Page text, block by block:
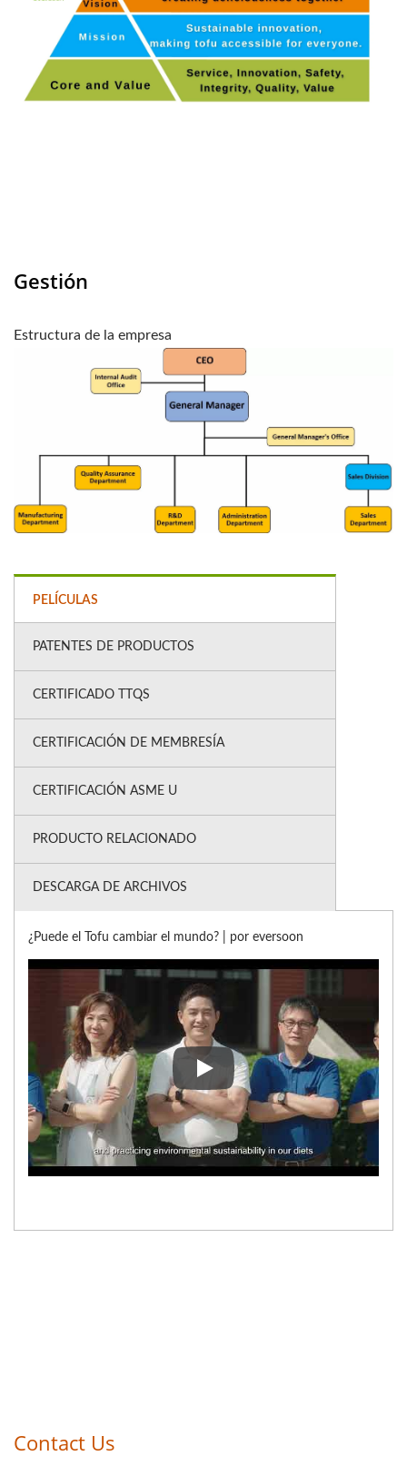
Gestión
Estructura de la empresa
PELÍCULAS
PATENTES DE PRODUCTOS
CERTIFICADO TTQS
CERTIFICACIÓN DE MEMBRESÍA
CERTIFICACIÓN ASME U
PRODUCTO RELACIONADO
DESCARGA DE ARCHIVOS
¿Puede el Tofu cambiar el mundo? | por eversoon
¿Puede el Tofu cambiar el